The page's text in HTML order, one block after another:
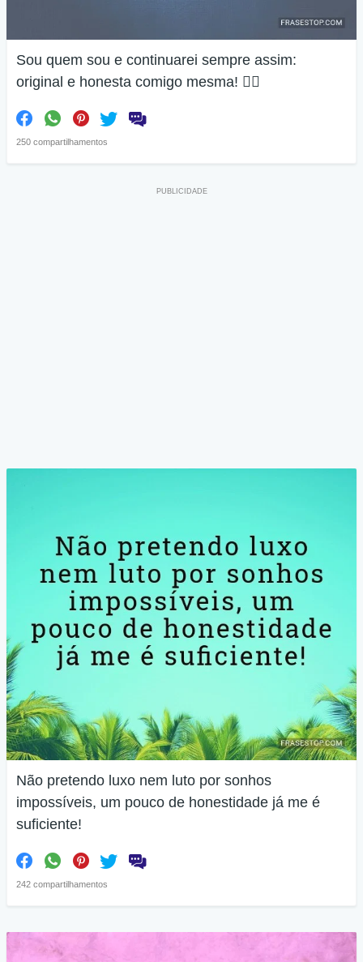
Sou quem sou e continuarei sempre assim:
original e honesta comigo mesma! 👌🏽
250 compartilhamentos
Não pretendo luxo nem luto por sonhos
impossíveis, um pouco de honestidade já me é
suficiente!
242 compartilhamentos